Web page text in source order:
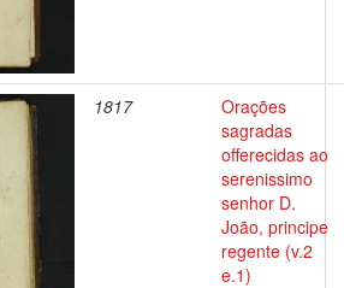
1817
Orações
sagradas
offerecidas ao
serenissimo
senhor D.
João, principe
regente (v.2
e.1)